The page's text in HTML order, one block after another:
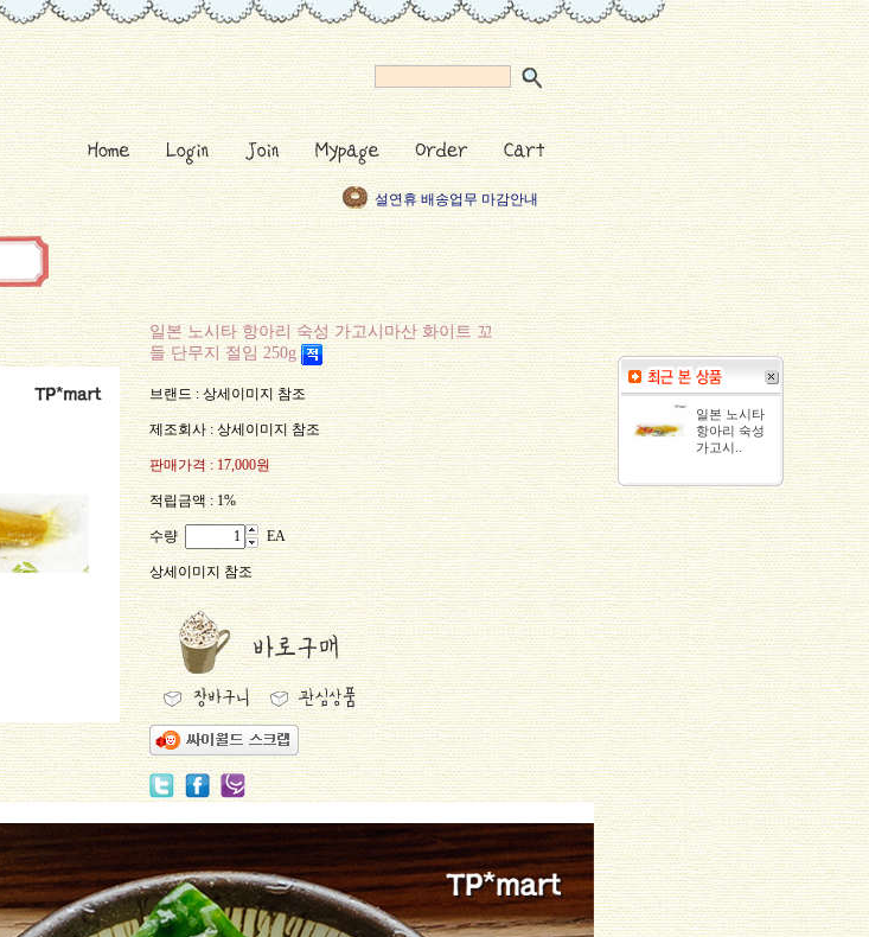
택배기사님들 리프레쉬 휴
5월 황금연휴 안내
2019 근로자의날 휴무안내
설연휴 배송업무 마감안내
2019년 새해복많이 받으세
일본 노시타 항아리 숙성 가고시마산 화이트 꼬
들 단무지 절임 250g
브랜드 : 상세이미지 참조
제조회사 : 상세이미지 참조
판매가격 :17,000원
적립금액 :1%
수량 EA
상세이미지 참조
일본 노시타
항아리 숙성
가고시..